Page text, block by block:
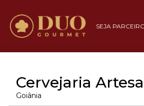
SEJA
Cervejaria
Goiânia